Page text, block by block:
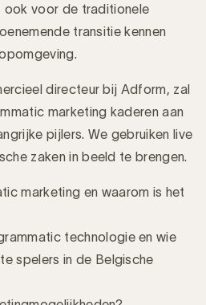
voor de traditionele
transitie kennen
directeur bij Adform, zal
marketing kaderen aan
pijlers. We gebruiken live
zaken in beeld te brengen.
marketing en waarom is het
technologie en wie
spelers in de Belgische